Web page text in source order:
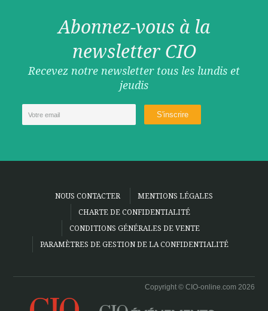
Abonnez-vous à la
newsletter CIO
Recevez notre newsletter tous les lundis et
jeudis
NOUS CONTACTER
MENTIONS LÉGALES
CHARTE DE CONFIDENTIALITÉ
CONDITIONS GÉNÉRALES DE VENTE
PARAMÈTRES DE GESTION DE LA CONFIDENTIALITÉ
Copyright © CIO-online.com 2026